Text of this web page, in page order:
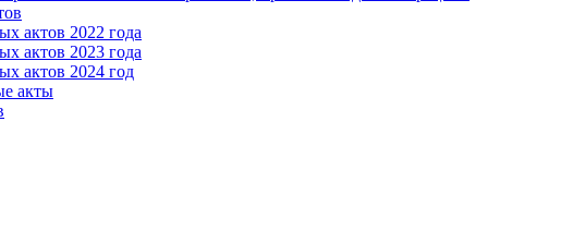
актов 2022 года
актов 2023 года
актов 2024 год
акты